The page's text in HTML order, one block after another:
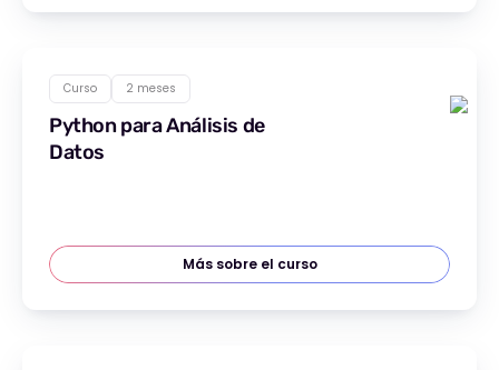
Curso 2 meses
Python para Análisis de
Datos
Más sobre el curso